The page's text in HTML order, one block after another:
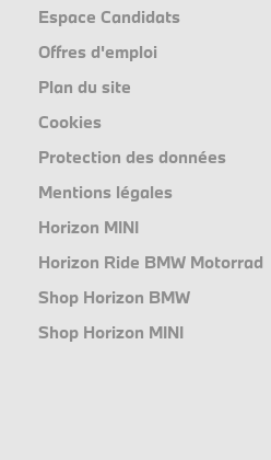
Espace Candidats
Offres d'emploi
Plan du site
Cookies
Protection des données
Mentions légales
Horizon MINI
Horizon Ride BMW Motorrad
Shop Horizon BMW
Shop Horizon MINI